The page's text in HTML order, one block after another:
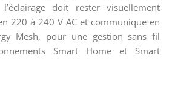
doit rester visuellement
220 à 240 V AC et communique en
Mesh, pour une gestion sans fil
Smart Home et Smart